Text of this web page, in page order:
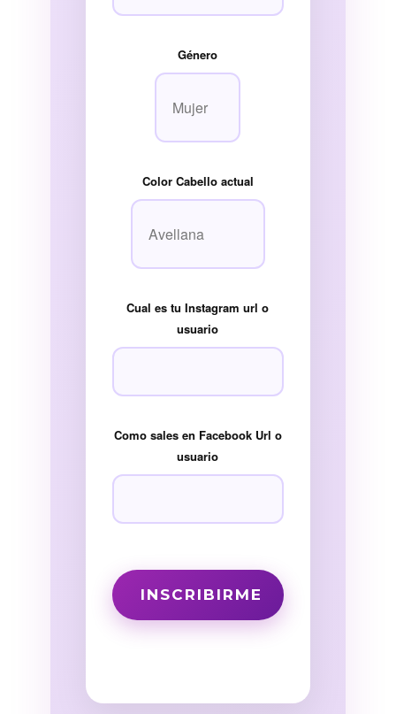
Género
Color Cabello actual
Cual es tu Instagram url o
usuario
Como sales en Facebook Url o
usuario